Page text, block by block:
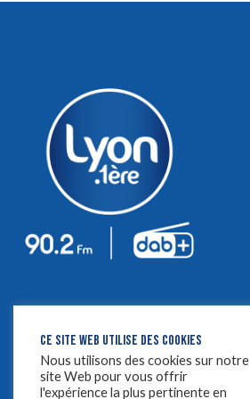
CE SITE WEB UTILISE DES COOKIES
Nous utilisons des cookies sur notre
site Web pour vous offrir
l'expérience la plus pertinente en